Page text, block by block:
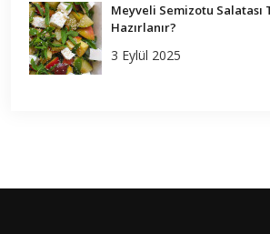
Meyveli Semizotu Salatası
Hazırlanır?
3 Eylül 2025